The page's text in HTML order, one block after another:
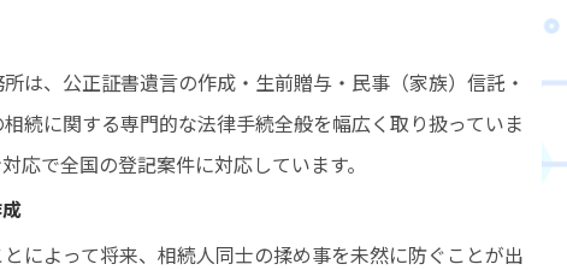
は、公正証書遺言の作成・生前贈与・民事（家族）信託・
続に関する専門的な法律手続全般を幅広く取り扱っていま
応で全国の登記案件に対応しています。
によって将来、相続人同士の揉め事を未然に防ぐことが出